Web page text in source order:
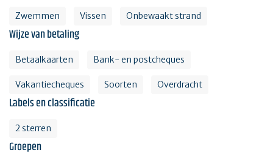
Zwemmen Vissen Onbewaakt strand
Wijze van betaling
Betaalkaarten Bank- en postcheques
Vakantiecheques Soorten Overdracht
Labels en classificatie
2 sterren
Groepen